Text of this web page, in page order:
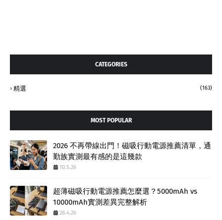
CATEGORIES
精選 (163)
MOST POPULAR
2026 不再帶線出門！磁吸行動電源推薦清單，通
勤族實測最有感的是這幾款
10.5.26
超薄磁吸行動電源推薦怎麼選？5000mAh vs
10000mAh實測差異完整解析
28.4.26